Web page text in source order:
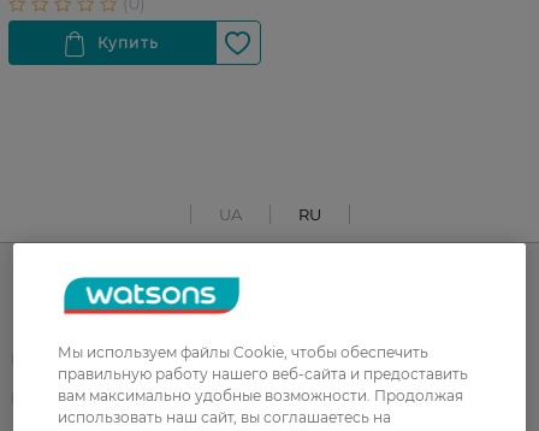
UA RU
Каталог
Корейская косметика Мужчинам
Парфюмерия Здоровье
Мы используем файлы Cookie, чтобы обеспечить
правильную работу нашего веб-сайта и предоставить
вам максимально удобные возможности. Продолжая
использовать наш сайт, вы соглашаетесь на